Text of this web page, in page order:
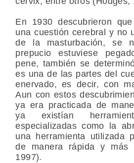
En 1930 descubrieron
una cuestión cerebral y no
de la masturbación, se
prepucio estuviese
pene, también se
es una de las partes del
enervado, es decir, con
Aun con estos
ya era practicada de
ya existían
especializadas como la
una herramienta utilizada
de manera rápida y más
1997).